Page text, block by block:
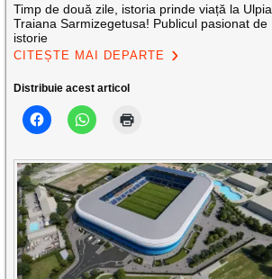
Timp de două zile, istoria prinde viață la Ulpia
Traiana Sarmizegetusa! Publicul pasionat de
istorie
CITEȘTE MAI DEPARTE
Distribuie acest articol